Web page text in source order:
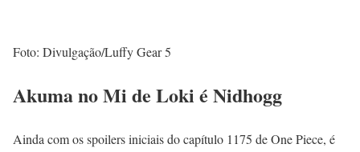
Foto: Divulgação/Luffy Gear 5
Akuma no Mi de Loki é Nidhogg
Ainda com os spoilers iniciais do capítulo 1175 de One Piece, é